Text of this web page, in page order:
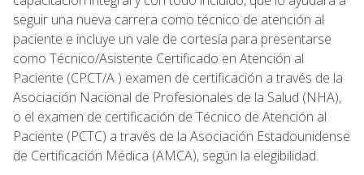
seguir una nueva carrera como técnico de atención al
paciente e incluye un vale de cortesía para presentarse
como Técnico/Asistente Certificado en Atención al
Paciente (CPCT/A ) examen de certificación a través de la
Asociación Nacional de Profesionales de la Salud (NHA),
o el examen de certificación de Técnico de Atención al
Paciente (PCTC) a través de la Asociación Estadounidense
de Certificación Médica (AMCA), según la elegibilidad.